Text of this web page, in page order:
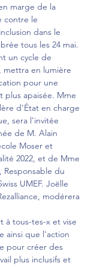
marge de la
contre le
dans le
tous les 24 mai.
un cycle de
mettra en lumière
pour une
plus apaisée. Mme
d'État en charge
sera l'invitée
de M. Alain
Moser et
2022, et de Mme
Responsable du
UMEF. Joëlle
modérera
à tous-tes-x et vise
ainsi que l'action
pour créer des
plus inclusifs et